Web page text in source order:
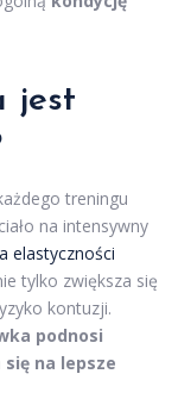
jest
treningu
na intensywny
elastyczności
tylko zwiększa się
kontuzji.
podnosi
na lepsze